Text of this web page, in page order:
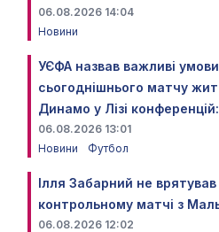
06.08.2026 14:04
Новини
УЄФА назвав важливі умови
сьогоднішнього матчу
Динамо у Лізі
06.08.2026 13:01
Новини
Футбол
Ілля Забарний не
контрольному матчі з
06.08.2026 12:02